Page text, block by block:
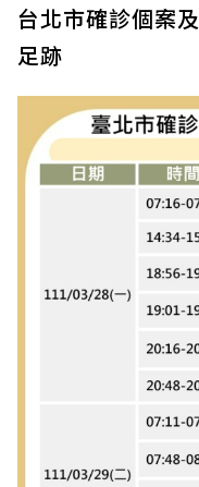
台北市確診個案及
足跡